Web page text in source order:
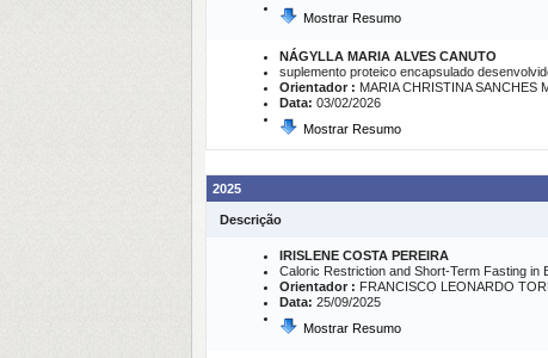
Mostrar Resumo
NÁGYLLA MARIA ALVES CANUTO
suplemento proteico encapsulado
Orientador : MARIA CHRISTINA SANCHES
Data: 03/02/2026
Mostrar Resumo
2025
Descrição
IRISLENE COSTA PEREIRA
Caloric Restriction and Short-Term Fasting in
Orientador : FRANCISCO LEONARDO
Data: 25/09/2025
Mostrar Resumo